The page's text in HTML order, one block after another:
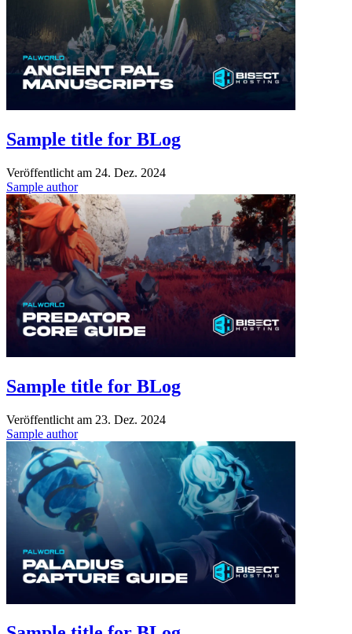
Sample title for BLog
Veröffentlicht am 24. Dez. 2024
Sample author
Sample title for BLog
Veröffentlicht am 23. Dez. 2024
Sample author